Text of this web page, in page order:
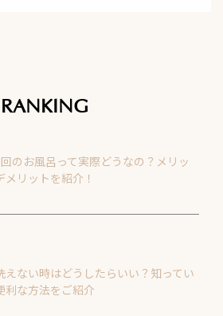
RANKING
のお風呂って実際どうなの？メリッ
メリットを紹介！
えない時はどうしたらいい？知ってい
利な方法をご紹介